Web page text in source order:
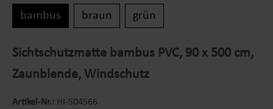
bambus braun grün
Sichtschutzmatte bambus PVC, 90 x 500 cm,
Zaunblende, Windschutz
Artikel-Nr.: HI-504566